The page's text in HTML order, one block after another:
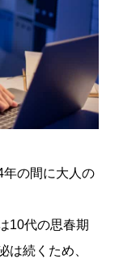
の間に大人の
10代の思春期
は続くため、